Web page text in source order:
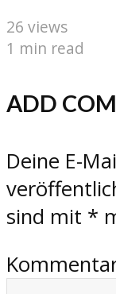
26 views
1 min read
ADD
Deine E-
sind mit *